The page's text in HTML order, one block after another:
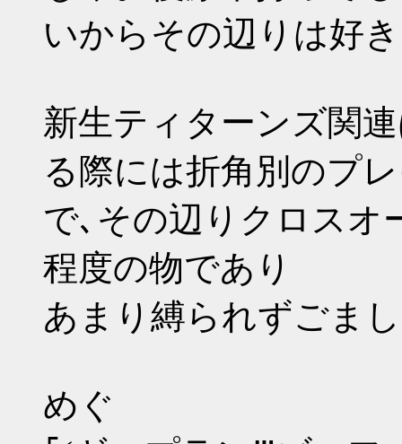
いからその辺りは好
新生ティターンズ関
る際には折角別のプ
で､その辺りクロスオ
程度の物であり
あまり縛られずごま
めぐ